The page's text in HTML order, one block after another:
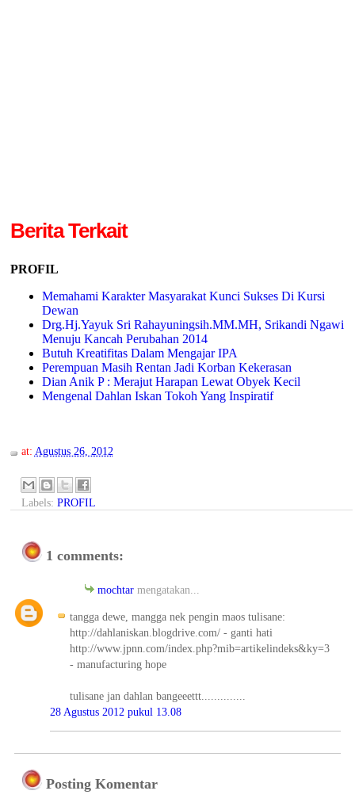
Berita Terkait
PROFIL
Memahami Karakter Masyarakat Kunci Sukses Di Kursi
Dewan
Drg.Hj.Yayuk Sri Rahayuningsih.MM.MH, Srikandi Ngawi
Menuju Kancah Perubahan 2014
Butuh Kreatifitas Dalam Mengajar IPA
Perempuan Masih Rentan Jadi Korban Kekerasan
Dian Anik P : Merajut Harapan Lewat Obyek Kecil
Mengenal Dahlan Iskan Tokoh Yang Inspiratif
at: Agustus 26, 2012
Labels: PROFIL
1 comments:
mochtar mengatakan...
tangga dewe, mangga nek pengin maos tulisane:
http://dahlaniskan.blogdrive.com/ - ganti hati
http://www.jpnn.com/index.php?mib=artikelindeks&ky=3
- manufacturing hope
tulisane jan dahlan bangeeettt..............
28 Agustus 2012 pukul 13.08
Posting Komentar